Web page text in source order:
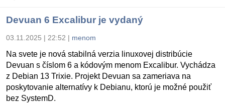
Devuan 6 Excalibur je vydaný
03.11.2025 | 22:52 | menom
Na svete je nová stabilná verzia linuxovej distribúcie
Devuan s číslom 6 a kódovým menom Excalibur. Vychádza
z Debian 13 Trixie. Projekt Devuan sa zameriava na
poskytovanie alternatívy k Debianu, ktorú je možné použiť
bez SystemD.